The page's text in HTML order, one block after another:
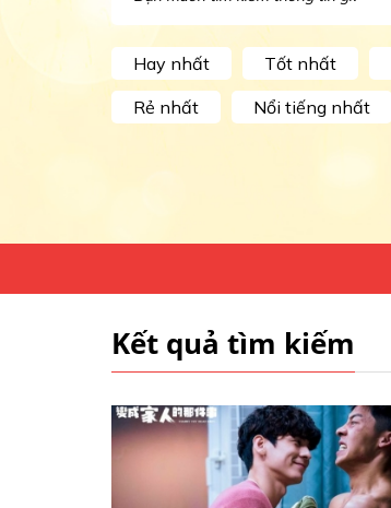
Hay nhất Tốt nhất
Rẻ nhất
Nổi tiếng nhất
Kết quả tìm kiếm